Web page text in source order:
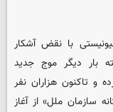
با نقض آشکار
بار دیگر موج جدید
و تاکنون هزاران نفر
سازمان ملل» از آغاز